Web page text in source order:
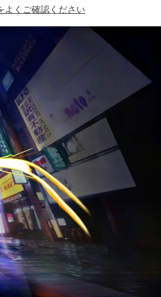
よくご確認ください